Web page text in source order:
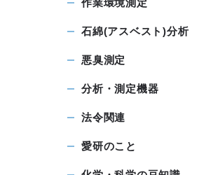
作業環境測定
石綿(アスベスト)分析
悪臭測定
分析・測定機器
法令関連
愛研のこと